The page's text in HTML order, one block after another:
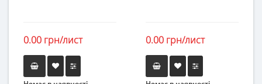
0.00 грн/лист 0.00 грн/лист